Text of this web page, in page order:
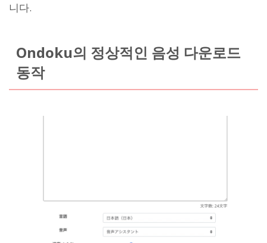
니다.
Ondoku의 정상적인 음성 다운로드
동작